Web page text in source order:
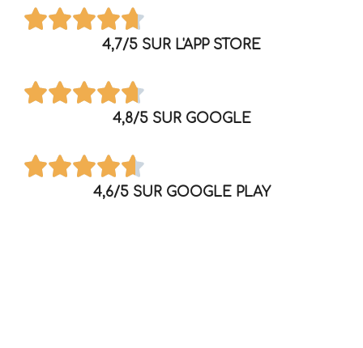
4,7/5 SUR L'APP STORE
4,8/5 SUR GOOGLE
4,6/5 SUR GOOGLE PLAY